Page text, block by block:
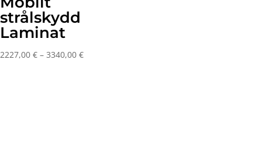
strålskydd
Laminat
2227,00 € – 3340,00 €Prisintervall: